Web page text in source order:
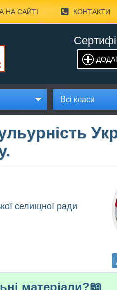
НА САЙТІ КОНТАКТИ
Всі класи
селищної ради
матеріали?📖